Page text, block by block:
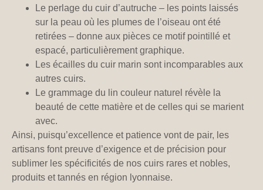
Le perlage du cuir d’autruche – les points laissés
sur la peau où les plumes de l’oiseau ont été
retirées – donne aux pièces ce motif pointillé et
espacé, particulièrement graphique.
Les écailles du cuir marin sont incomparables aux
autres cuirs.
Le grammage du lin couleur naturel révèle la
beauté de cette matière et de celles qui se marient
avec.
Ainsi, puisqu’excellence et patience vont de pair, les
artisans font preuve d’exigence et de précision pour
sublimer les spécificités de nos cuirs rares et nobles,
produits et tannés en région lyonnaise.